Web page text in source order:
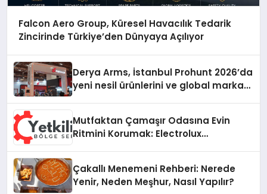
Falcon Aero Group, Küresel Havacılık Tedarik
Zincirinde Türkiye’den Dünyaya Açılıyor
Derya Arms, İstanbul Prohunt 2026’da
yeni nesil ürünlerini ve global marka
Mutfaktan Çamaşır Odasına Evin
Ritmini Korumak: Electrolux
Çakallı Menemeni Rehberi: Nerede
Yenir, Neden Meşhur, Nasıl Yapılır?